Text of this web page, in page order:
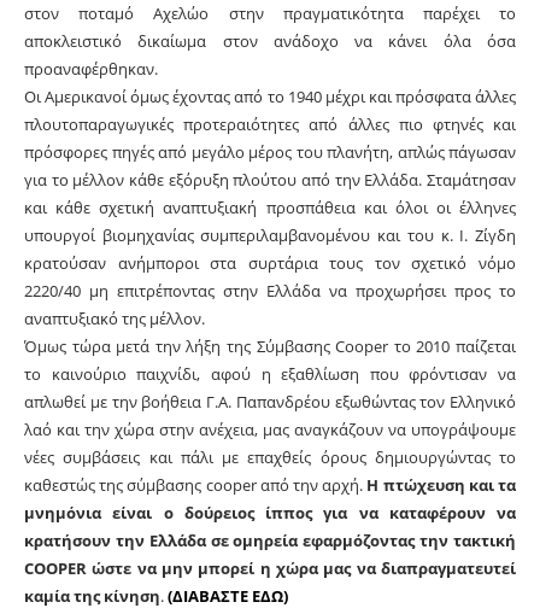
στον ποταμό Αχελώο στην πραγματικότητα παρέχει το
αποκλειστικό δικαίωμα στον ανάδοχο να κάνει όλα όσα
προαναφέρθηκαν.
Οι Αμερικανοί όμως έχοντας από το 1940 μέχρι και πρόσφατα άλλες
πλουτοπαραγωγικές προτεραιότητες από άλλες πιο φτηνές και
πρόσφορες πηγές από μεγάλο μέρος του πλανήτη, απλώς πάγωσαν
για το μέλλον κάθε εξόρυξη πλούτου από την Ελλάδα. Σταμάτησαν
και κάθε σχετική αναπτυξιακή προσπάθεια και όλοι οι έλληνες
υπουργοί βιομηχανίας συμπεριλαμβανομένου και του κ. Ι. Ζίγδη
κρατούσαν ανήμποροι στα συρτάρια τους τον σχετικό νόμο
2220/40 μη επιτρέποντας στην Ελλάδα να προχωρήσει προς το
αναπτυξιακό της μέλλον.
Όμως τώρα μετά την λήξη της Σύμβασης Cooper το 2010 παίζεται
το καινούριο παιχνίδι, αφού η εξαθλίωση που φρόντισαν να
απλωθεί με την βοήθεια Γ.Α. Παπανδρέου εξωθώντας τον Ελληνικό
λαό και την χώρα στην ανέχεια, μας αναγκάζουν να υπογράψουμε
νέες συμβάσεις και πάλι με επαχθείς όρους δημιουργώντας το
καθεστώς της σύμβασης cooper από την αρχή. Η πτώχευση και τα
μνημόνια είναι ο δούρειος ίππος για να καταφέρουν να
κρατήσουν την Ελλάδα σε ομηρεία εφαρμόζοντας την τακτική
COOPER ώστε να μην μπορεί η χώρα μας να διαπραγματευτεί
καμία της κίνηση.(ΔΙΑΒΑΣΤΕ ΕΔΩ)